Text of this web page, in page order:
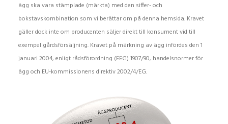
ägg ska vara stämplade (märkta) med den siffer- och
bokstavskombination som vi berättar om på denna hemsida. Kravet
gäller dock inte om producenten säljer direkt till konsument vid till
exempel gårdsförsäljning. Kravet på märkning av ägg infördes den 1
januari 2004, enligt rådsförordning (EEG) 1907/90, handelsnormer för
ägg och EU-kommissionens direktiv 2002/4/EG.